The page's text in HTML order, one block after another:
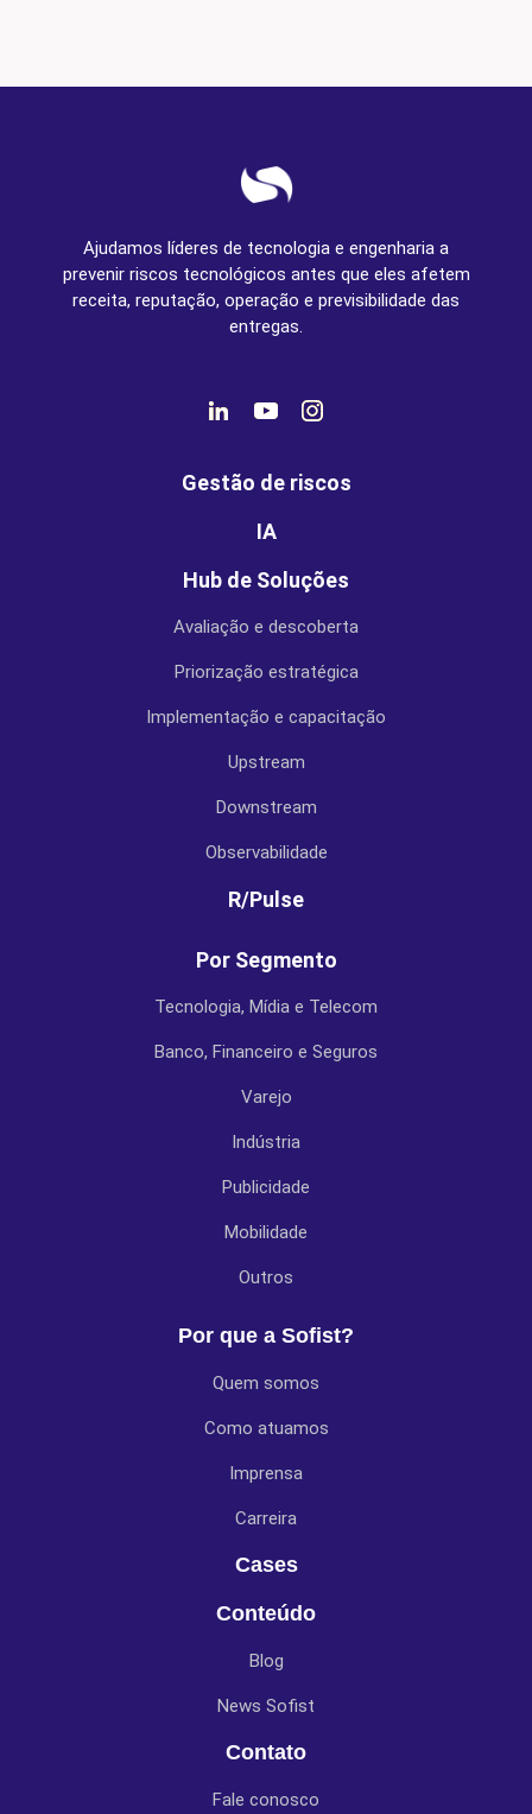
Ajudamos líderes de tecnologia e engenharia a
prevenir riscos tecnológicos antes que eles afetem
receita, reputação, operação e previsibilidade das
entregas.
Gestão de riscos
IA
Hub de Soluções
Avaliação e descoberta
Priorização estratégica
Implementação e capacitação
Upstream
Downstream
Observabilidade
R/Pulse
Por Segmento
Tecnologia, Mídia e Telecom
Banco, Financeiro e Seguros
Varejo
Indústria
Publicidade
Mobilidade
Outros
Por que a Sofist?
Quem somos
Como atuamos
Imprensa
Carreira
Cases
Conteúdo
Blog
News Sofist
Contato
Fale conosco